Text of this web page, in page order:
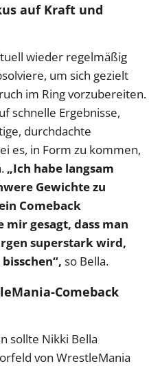
auf Kraft und
wieder regelmäßig
um sich gezielt
im Ring vorzubereiten.
schnelle Ergebnisse,
durchdachte
es, in Form zu kommen,
„Ich habe langsam
Gewichte zu
Comeback
gesagt, dass man
superstark wird,
so Bella.
Comeback
sollte Nikki Bella
von WrestleMania